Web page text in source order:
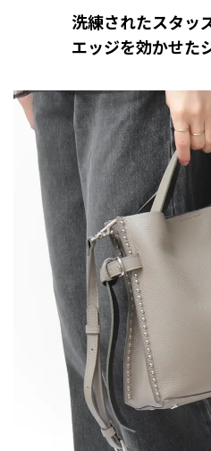
洗練されたスタッ
エッジを効かせた